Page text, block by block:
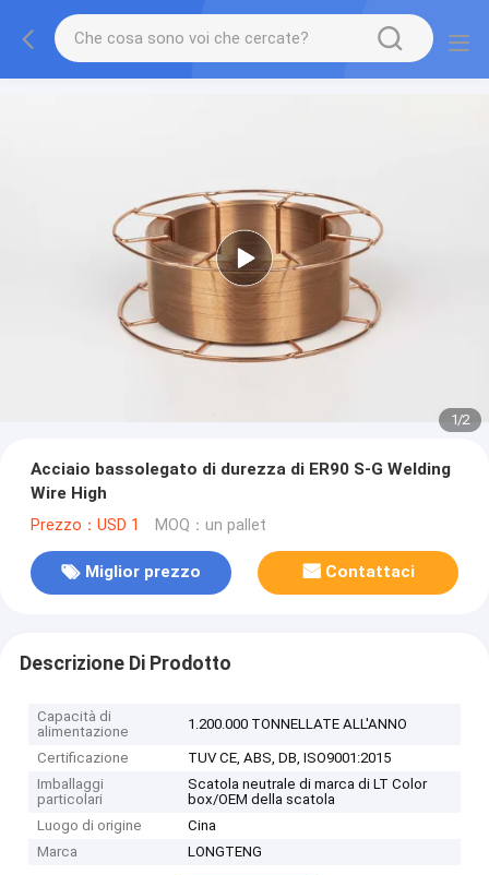
1/2
Acciaio bassolegato di durezza di ER90 S-G Welding
Wire High
Prezzo：USD 1 MOQ：un pallet
Miglior prezzo Contattaci
Descrizione Di Prodotto
Capacità di
alimentazione
1.200.000 TONNELLATE ALL'ANNO
Certificazione
TUV CE, ABS, DB, ISO9001:2015
Imballaggi
particolari
Scatola neutrale di marca di LT Color
box/OEM della scatola
Luogo di origine
Cina
Marca
LONGTENG